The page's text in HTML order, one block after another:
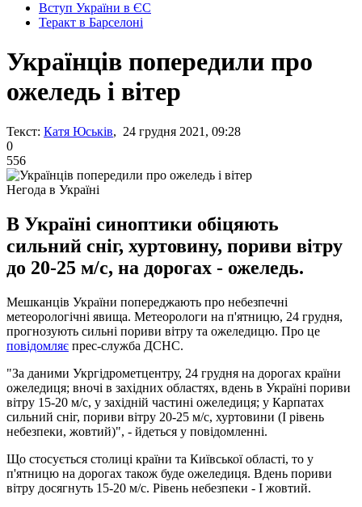
Вступ України в ЄС
Теракт в Барселоні
Українців попередили про
ожеледь і вітер
Текст: Катя Юськів, 24 грудня 2021, 09:28
0
556
Негода в Україні
В Україні синоптики обіцяють
сильний сніг, хуртовину, пориви вітру
до 20-25 м/с, на дорогах - ожеледь.
Мешканців України попереджають про небезпечні
метеорологічні явища. Метеорологи на п'ятницю, 24 грудня,
прогнозують сильні пориви вітру та ожеледицю. Про це
повідомляє прес-служба ДСНС.
"За даними Укргідрометцентру, 24 грудня на дорогах країни
ожеледиця; вночі в західних областях, вдень в Україні пориви
вітру 15-20 м/с, у західній частині ожеледиця; у Карпатах
сильний сніг, пориви вітру 20-25 м/с, хуртовини (І рівень
небезпеки, жовтий)", - йдеться у повідомленні.
Що стосується столиці країни та Київської області, то у
п'ятницю на дорогах також буде ожеледиця. Вдень пориви
вітру досягнуть 15-20 м/с. Рівень небезпеки - І жовтий.